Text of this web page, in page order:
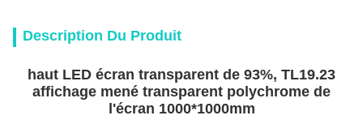
Description Du Produit
haut LED écran transparent de 93%, TL19.23
affichage mené transparent polychrome de
l'écran 1000*1000mm